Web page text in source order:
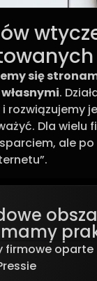
się
.
rozwiązujemy
Dla wielu
ale
firmowe oparte